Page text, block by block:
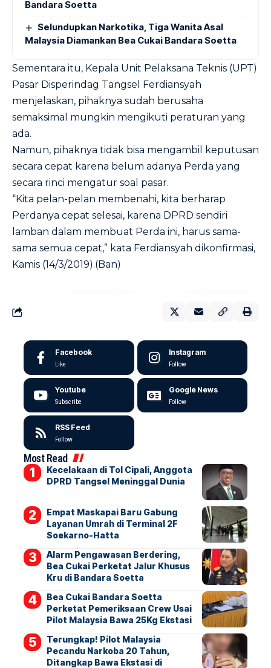
Bandara Soetta
Selundupkan Narkotika, Tiga Wanita Asal
Malaysia Diamankan Bea Cukai Bandara Soetta
Sementara itu, Kepala Unit Pelaksana Teknis (UPT)
Pasar Disperindag Tangsel Ferdiansyah
menjelaskan, pihaknya sudah berusaha
semaksimal mungkin mengikuti peraturan yang
ada.
Namun, pihaknya tidak bisa mengambil keputusan
secara cepat karena belum adanya Perda yang
secara rinci mengatur soal pasar.
“Kita pelan-pelan membenahi, kita berharap
Perdanya cepat selesai, karena DPRD sendiri
lamban dalam membuat Perda ini, harus sama-
sama semua cepat,” kata Ferdiansyah dikonfirmasi,
Kamis (14/3/2019).(Ban)
Facebook
Like
Instagram
Follow
Youtube
Subscribe
Google News
Follow
RSS Feed
Follow
Most Read
Kecelakaan di Tol Cipali, Anggota
DPRD Tangsel Meninggal Dunia
Empat Maskapai Baru Gabung
Layanan Umrah di Terminal 2F
Soekarno-Hatta
Alarm Pengawasan Berdering,
Bea Cukai Perketat Jalur Khusus
Kru di Bandara Soetta
Bea Cukai Bandara Soetta
Perketat Pemeriksaan Crew Usai
Pilot Malaysia Bawa 25Kg Ekstasi
Terungkap! Pilot Malaysia
Pecandu Narkoba 20 Tahun,
Ditangkap Bawa Ekstasi di